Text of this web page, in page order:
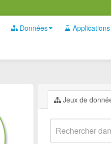
Données Applications
Jeux de